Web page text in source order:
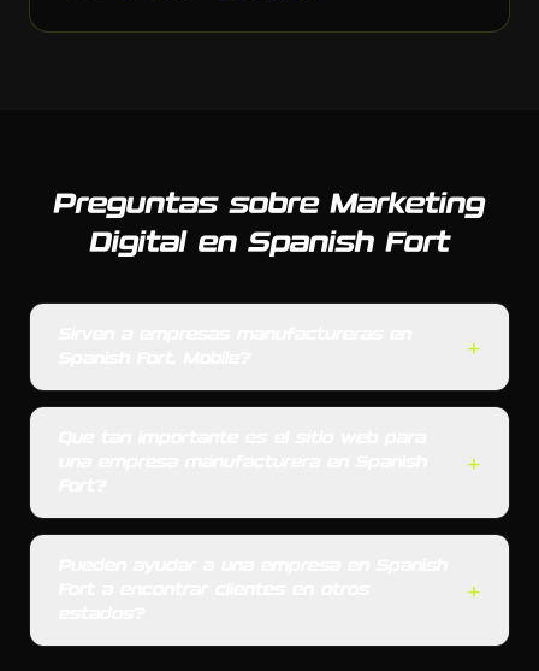
Preguntas sobre Marketing
Digital en Spanish Fort
+
+
+